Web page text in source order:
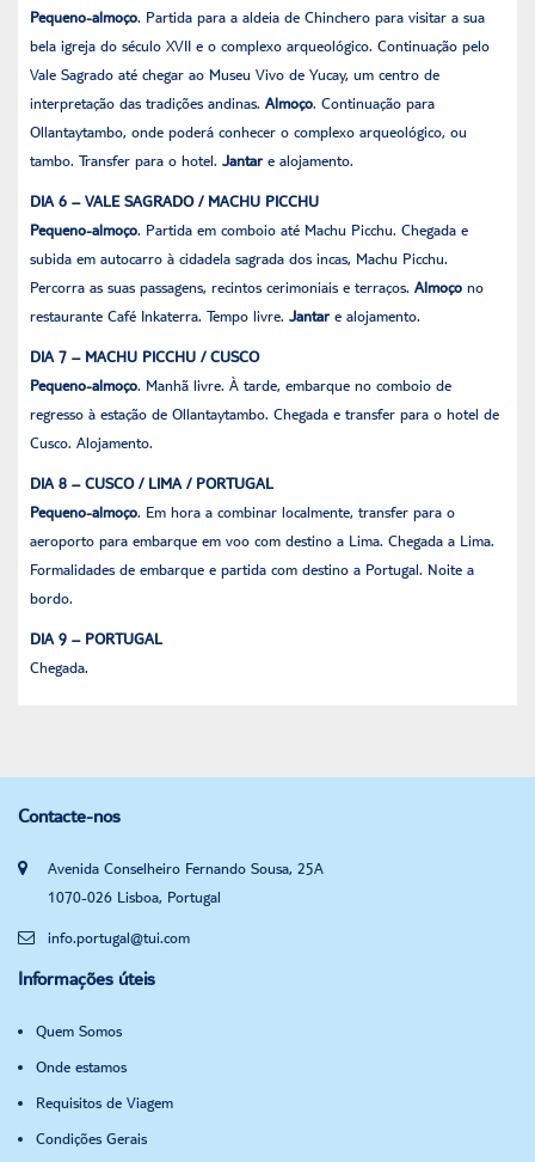
Pequeno-almoço. Partida para a aldeia de Chinchero para visitar a sua
bela igreja do século XVII e o complexo arqueológico. Continuação pelo
Vale Sagrado até chegar ao Museu Vivo de Yucay, um centro de
interpretação das tradições andinas. Almoço. Continuação para
Ollantaytambo, onde poderá conhecer o complexo arqueológico, ou
tambo. Transfer para o hotel. Jantare alojamento.
DIA 6 – VALE SAGRADO / MACHU PICCHU
Pequeno-almoço. Partida em comboio até Machu Picchu. Chegada e
subida em autocarro à cidadela sagrada dos incas, Machu Picchu.
Percorra as suas passagens, recintos cerimoniais e terraços. Almoço no
restaurante Café Inkaterra. Tempo livre. Jantare alojamento.
DIA 7 – MACHU PICCHU / CUSCO
Pequeno-almoço. Manhã livre. À tarde, embarque no comboio de
regresso à estação de Ollantaytambo. Chegada e transfer para o hotel de
Cusco. Alojamento.
DIA 8 – CUSCO / LIMA / PORTUGAL
Pequeno-almoço. Em hora a combinar localmente, transfer para o
aeroporto para embarque em voo com destino a Lima. Chegada a Lima.
Formalidades de embarque e partida com destino a Portugal. Noite a
bordo.
DIA 9 – PORTUGAL
Chegada.
Contacte-nos
Avenida Conselheiro Fernando Sousa, 25A
1070-026 Lisboa, Portugal
info.portugal@tui.com
Informações úteis
Quem Somos
Onde estamos
Requisitos de Viagem
Condições Gerais